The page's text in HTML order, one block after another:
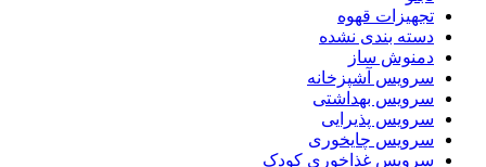
تجهیزات قهوه
دسته بندی نشده
دمنوش ساز
سرویس آشپزخانه
سرویس بهداشتی
سرویس پذیرایی
سرویس چایخوری
سرویس غذاخوری کودک